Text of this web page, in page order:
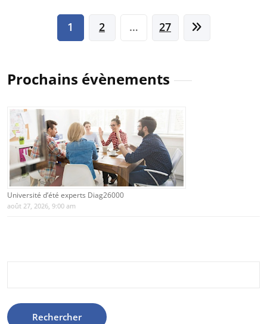
Pagination
publications
1 2 … 27
Prochains évènements
Université d’été experts Diag26000
août 27, 2026, 9:00 am